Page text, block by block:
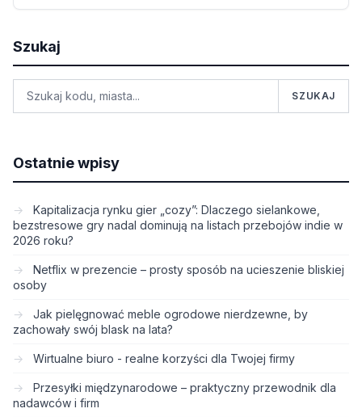
Szukaj
SZUKAJ
Ostatnie wpisy
Kapitalizacja rynku gier „cozy”: Dlaczego sielankowe,
bezstresowe gry nadal dominują na listach przebojów indie w
2026 roku?
Netflix w prezencie – prosty sposób na ucieszenie bliskiej
osoby
Jak pielęgnować meble ogrodowe nierdzewne, by
zachowały swój blask na lata?
Wirtualne biuro - realne korzyści dla Twojej firmy
Przesyłki międzynarodowe – praktyczny przewodnik dla
nadawców i firm